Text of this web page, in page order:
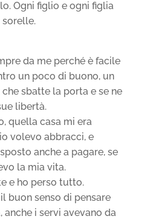
Ogni figlio e ogni figlia
da me perché è facile
un poco di buono, un
sbatte la porta e se ne
libertà.
quella casa mi era
volevo abbracci, e
anche a pagare, se
la mia vita.
e ho perso tutto.
buon senso di pensare
anche i servi avevano da